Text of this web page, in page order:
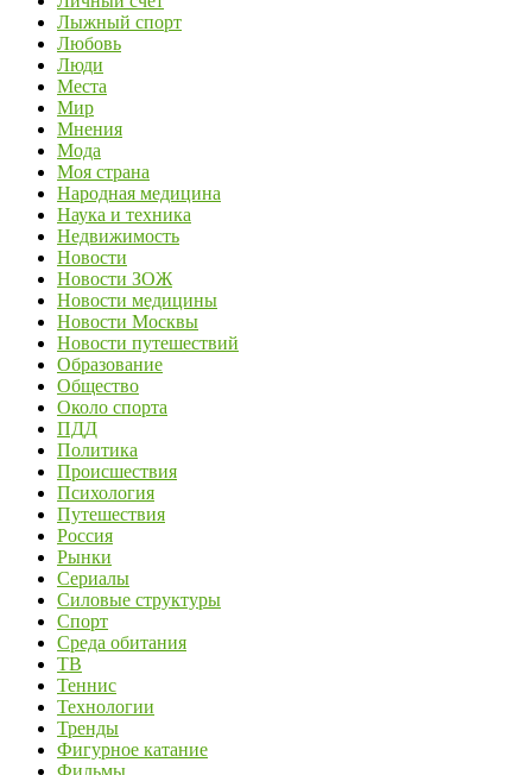
Лыжный спорт
Любовь
Люди
Места
Мир
Мнения
Мода
Моя страна
Народная медицина
Наука и техника
Недвижимость
Новости
Новости ЗОЖ
Новости медицины
Новости Москвы
Новости путешествий
Образование
Общество
Около спорта
ПДД
Политика
Происшествия
Психология
Путешествия
Россия
Рынки
Сериалы
Силовые структуры
Спорт
Среда обитания
ТВ
Теннис
Технологии
Тренды
Фигурное катание